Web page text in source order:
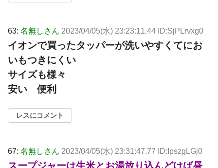
63: 名無しさん 2023/04/05(水) 23:23:11.44 ID:SjPLrvxg0
イオンで買ったタッパーが洗いやすくてにお
いもつきにくい
サイズも様々
安い 便利
レスにコメント
67: 名無しさん 2023/04/05(水) 23:31:47.77 ID:IpszgLGj0
スープジャーは生米とお湯放り込んどけば昼